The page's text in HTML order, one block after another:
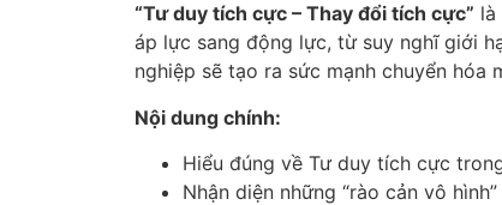
“Tư duy tích cực – Thay đổi tích cực” là
áp lực sang động lực, từ suy nghĩ giới
nghiệp sẽ tạo ra sức mạnh chuyển hóa
Nội dung chính:
Hiểu đúng về Tư duy tích cực
Nhận diện những “rào cản vô